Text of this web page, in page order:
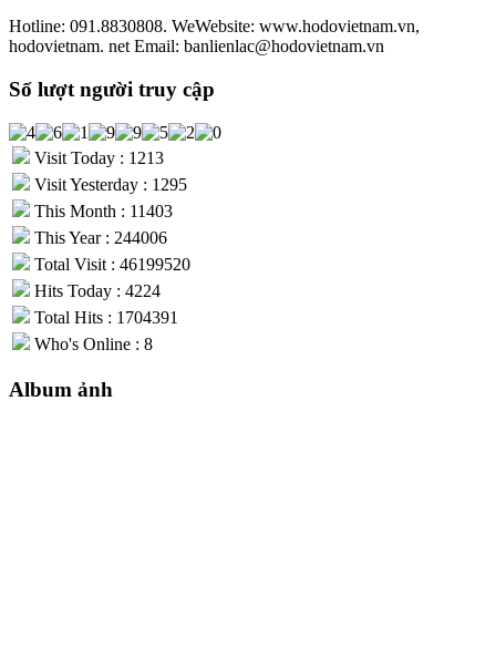
Hotline: 091.8830808. WeWebsite: www.hodovietnam.vn,
hodovietnam. net Email: banlienlac@hodovietnam.vn
Số lượt người truy cập
Visit Today : 1213
Visit Yesterday : 1295
This Month : 11403
This Year : 244006
Total Visit : 46199520
Hits Today : 4224
Total Hits : 1704391
Who's Online : 8
Album ảnh